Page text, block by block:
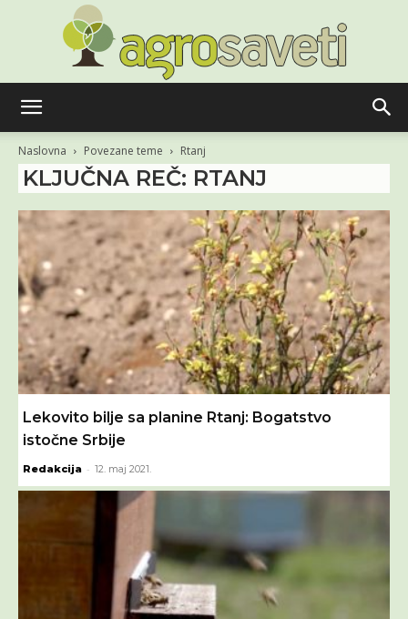
Naslovna Povezane teme Rtanj
KLJUČNA REČ: RTANJ
Lekovito bilje sa planine Rtanj: Bogatstvo
istočne Srbije
Redakcija - 12. maj 2021.